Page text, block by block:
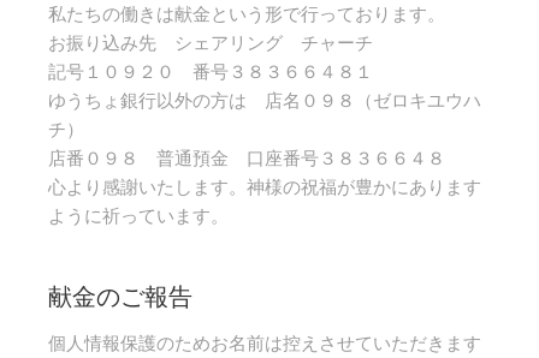
私たちの働きは献金という形で行っております。
お振り込み先 シェアリング チャーチ
記号１０９２０ 番号３８３６６４８１
ゆうちょ銀行以外の方は 店名０９８（ゼロキユウハ
チ）
店番０９８ 普通預金 口座番号３８３６６４８
心より感謝いたします。神様の祝福が豊かにあります
ように祈っています。
献金のご報告
個人情報保護のためお名前は控えさせていただきます